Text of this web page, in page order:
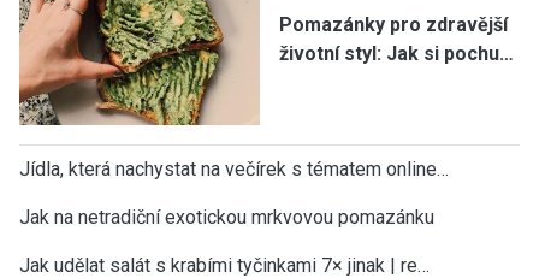
Pomazánky pro zdravější
životní styl: Jak si pochu…
Jídla, která nachystat na večírek s tématem online…
Jak na netradiční exotickou mrkvovou pomazánku
Jak udělat salát s krabími tyčinkami 7× jinak | re…